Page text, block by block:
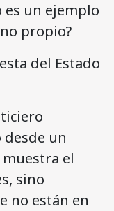
un ejemplo
propio?
del Estado
desde un
el
sino
no están en